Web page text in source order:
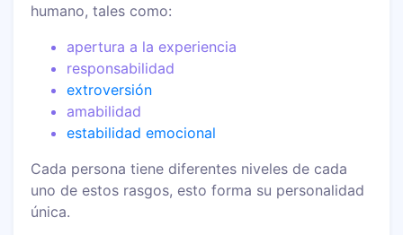
humano, tales como:
apertura a la experiencia
responsabilidad
extroversión
amabilidad
estabilidad emocional
Cada persona tiene diferentes niveles de cada
uno de estos rasgos, esto forma su personalidad
única.